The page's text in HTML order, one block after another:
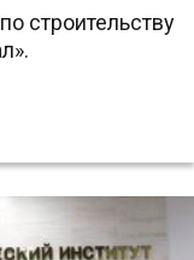
строительству